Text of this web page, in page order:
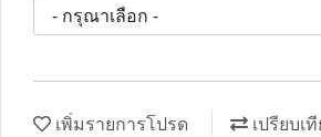
เพิ่มรายการโปรด เปรียบเ